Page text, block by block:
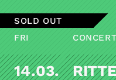
SOLD OUT
FRI
14.03.
CONCERT